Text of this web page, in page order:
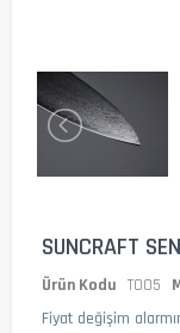
SUNCRAFT
Ürün Kodu TO05
Fiyat değişim